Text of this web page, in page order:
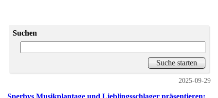
Suchen
2025-09-29
Sperbys Musikplantage und Lieblingsschlager präsentieren: